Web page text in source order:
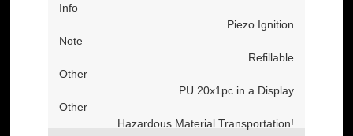
Info
Piezo Ignition
Note
Refillable
Other
PU 20x1pc in a Display
Other
Hazardous Material Transportation!